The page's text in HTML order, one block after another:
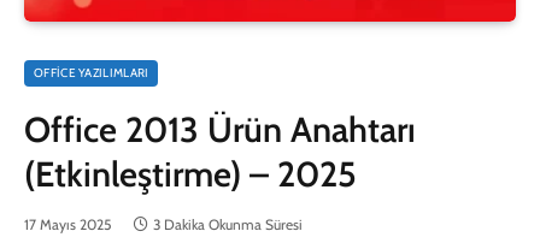
OFFICE YAZILIMLARI
Office 2013 Ürün Anahtarı
(Etkinleştirme) – 2025
17 Mayıs 2025 3 Dakika Okunma Süresi